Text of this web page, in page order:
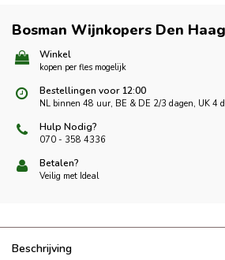
Bosman Wijnkopers Den Haag
Winkel
kopen per fles mogelijk
Bestellingen voor 12:00
NL binnen 48 uur, BE & DE 2/3 dagen, UK 4
Hulp Nodig?
070 - 358 4336
Betalen?
Veilig met Ideal
Beschrijving